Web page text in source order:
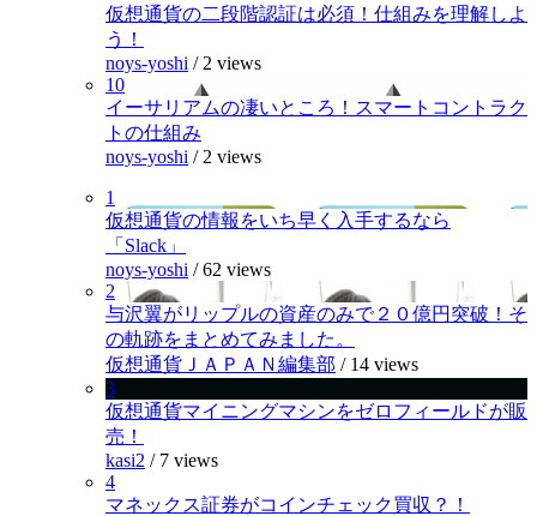
仮想通貨の二段階認証は必須！仕組みを理解しよ
う！
noys-yoshi / 2 views
10
イーサリアムの凄いところ！スマートコントラク
トの仕組み
noys-yoshi / 2 views
1
仮想通貨の情報をいち早く入手するなら
「Slack」
noys-yoshi /62 views
2
与沢翼がリップルの資産のみで２０億円突破！そ
の軌跡をまとめてみました。
仮想通貨ＪＡＰＡＮ編集部 / 14 views
3
仮想通貨マイニングマシンをゼロフィールドが販
売！
kasi2 / 7 views
4
マネックス証券がコインチェック買収？！